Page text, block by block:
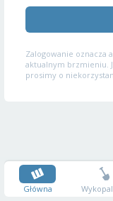
Zalogowanie oznacza
aktualnym brzmieniu.
prosimy o
Główna